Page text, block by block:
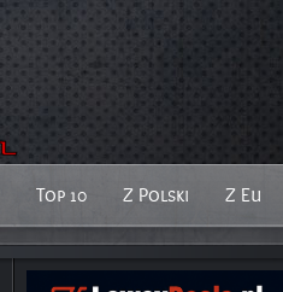
Top 10 Z Polski Z Eu